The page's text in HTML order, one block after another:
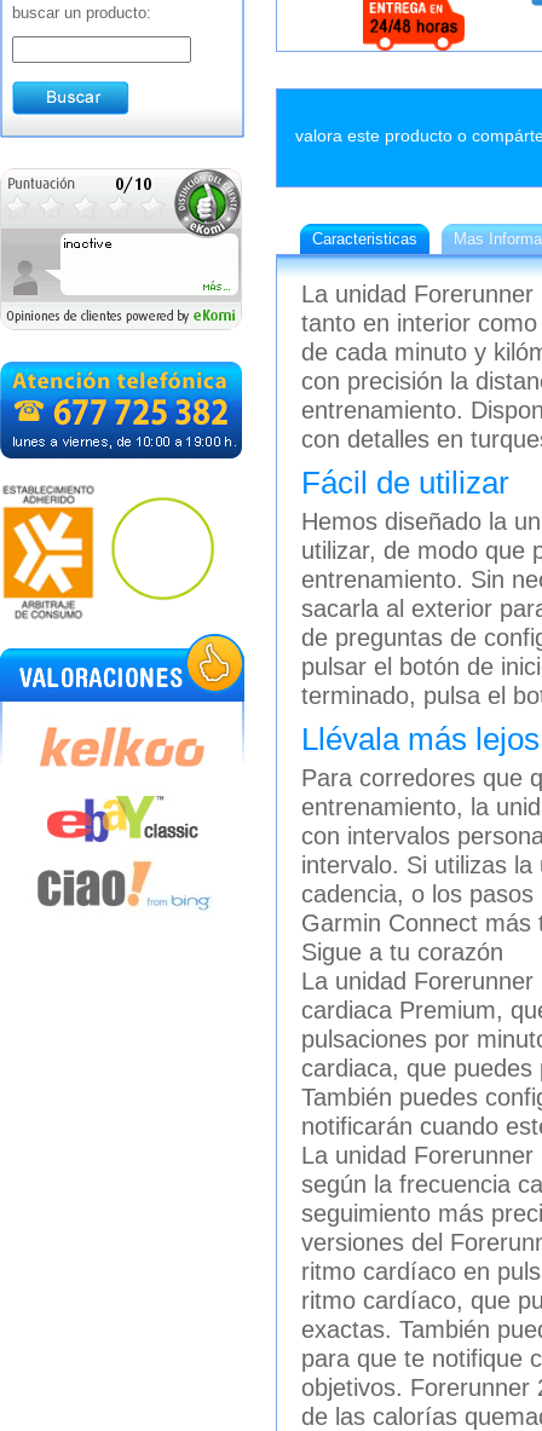
valora este producto o
Caracteristicas Mas
La unidad
tanto en interior
de cada minuto y
con precisión la
entrenamiento.
con detalles en
Fácil de utilizar
Hemos diseñado la
utilizar, de modo que
entrenamiento. Sin
sacarla al exterior
de preguntas de
pulsar el botón de
terminado, pulsa el
Llévala más lejos
Para corredores que
entrenamiento, la
con intervalos
intervalo. Si utilizas
cadencia, o los
Garmin Connect más
Sigue a tu corazón
La unidad
cardiaca Premium,
pulsaciones por
cardiaca, que
También puedes
notificarán cuando
La unidad
según la frecuencia
seguimiento más
versiones del
ritmo cardíaco en
ritmo cardíaco, que
exactas. También
para que te notifique
objetivos. Forerunner
de las calorías
buscar un producto: